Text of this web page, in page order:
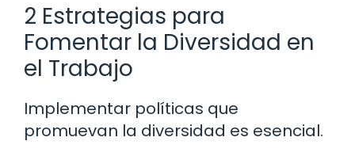
2 Estrategias para
Fomentar la Diversidad en
el Trabajo
Implementar políticas que
promuevan la diversidad es esencial.